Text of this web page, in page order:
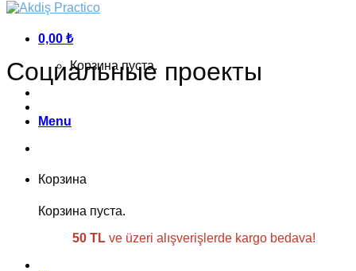
0,00 ₺
Корзина пуста.
Menu
Корзина
Корзина пуста.
50 TL ve üzeri alışverişlerde kargo bedava!
Социальные проекты